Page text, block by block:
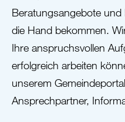
Beratungsangebote
die Hand bekommen.
Ihre anspruchsvollen
erfolgreich arbeiten
unserem
Ansprechpartner,